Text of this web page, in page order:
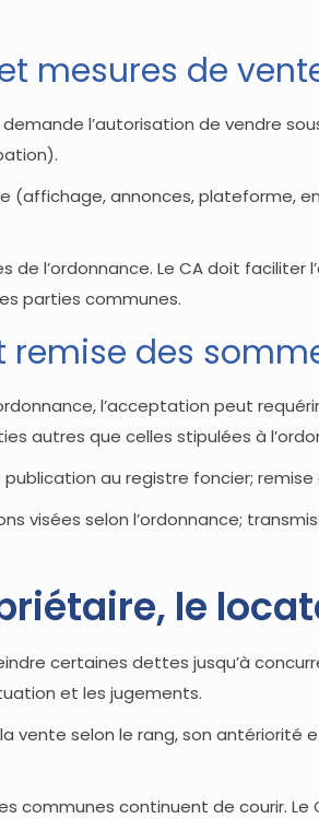
mesures de
l’autorisation de vendre
(affichage, annonces, plateforme,
de l’ordonnance. Le CA doit
parties communes.
des
l’acceptation peut
autres que celles stipulées à
au registre foncier;
visées selon l’ordonnance;
le
certaines dettes jusqu’à
et les jugements.
vente selon le rang, son
communes continuent de courir.